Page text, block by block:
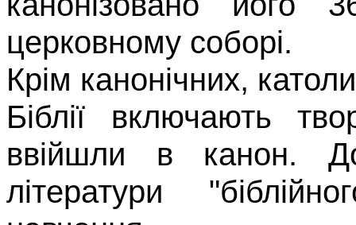
церковному соборі.
Крім канонічних,
Біблії включають
ввійшли в канон.
літератури